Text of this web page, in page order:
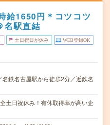
給1650円＊コツコツ
名駅直結
土日祝日が休み WEB登録OK
鉄名古屋駅から徒歩2分／近鉄名
土日祝休み！有休取得率が高い企